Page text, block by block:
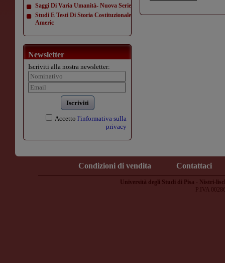
Saggi Di Varia Umanità- Nuova Serie
Studi E Testi Di Storia Costituzionale
Americ
Newsletter
Iscriviti alla nostra newsletter:
Iscriviti
Accetto l'informativa sulla
privacy
Condizioni di vendita Contattaci
Università degli Studi di Pisa - Nistri-
P.IVA